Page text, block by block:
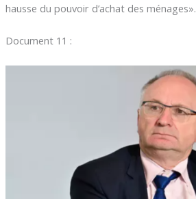
hausse du pouvoir d’achat des ménages».
Document 11 :